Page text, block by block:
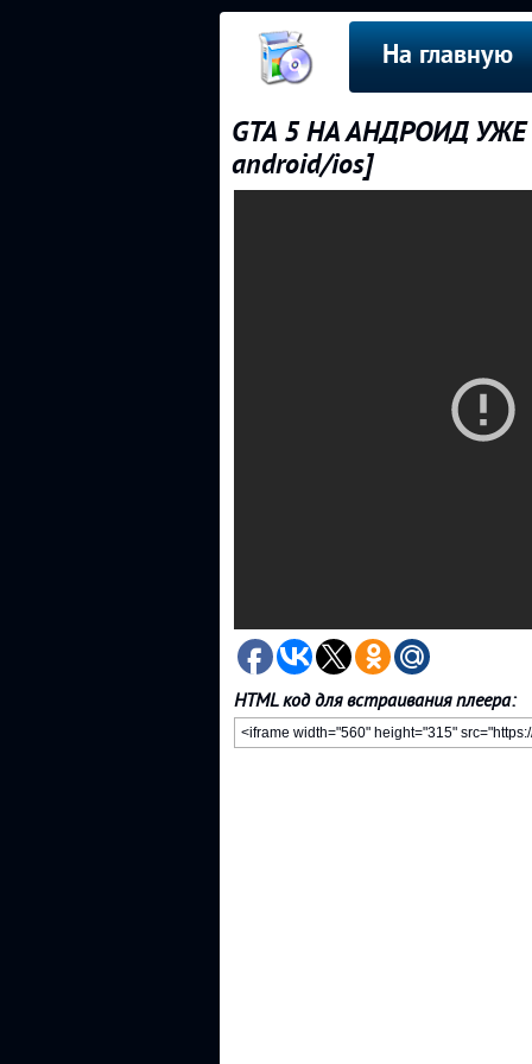
На главную
GTA 5 НА АНДРОИД УЖЕ
android/ios]
HTML код для встраивания плеера: